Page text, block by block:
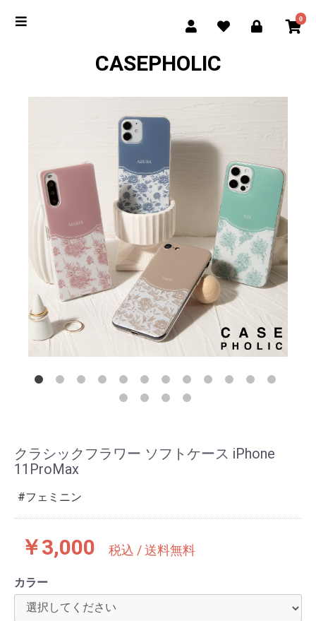
0
CASEPHOLIC
クラシックフラワー ソフトケース iPhone
11ProMax
フェミニン
￥3,000 税込 / 送料無料
カラー